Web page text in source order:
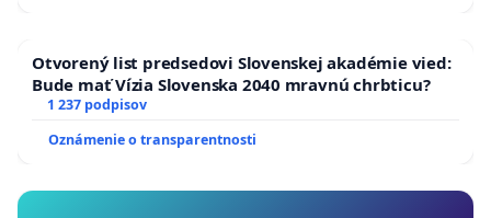
Otvorený list predsedovi Slovenskej akadémie vied:
Bude mať Vízia Slovenska 2040 mravnú chrbticu?
1 237 podpisov
Oznámenie o transparentnosti